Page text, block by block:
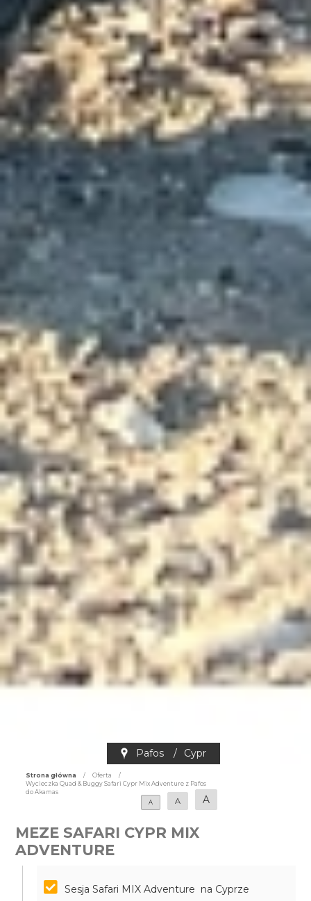
Pafos / Cypr
Strona główna / Oferta
/
Wycieczka Quad & Buggy Safari Cypr Mix Adventure z Pafos
do Akamas
A
A A
MEZE SAFARI CYPR MIX
ADVENTURE
Sesja Safari MIX Adventure na Cyprze